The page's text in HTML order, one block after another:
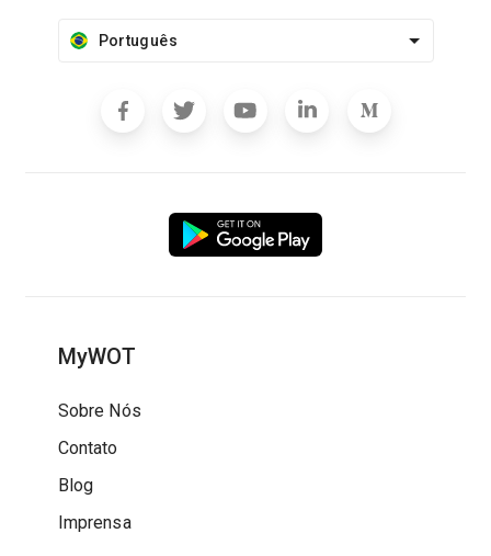
Português
MyWOT
Sobre Nós
Contato
Blog
Imprensa